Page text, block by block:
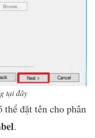
tại đây
thể đặt tên cho phân
.